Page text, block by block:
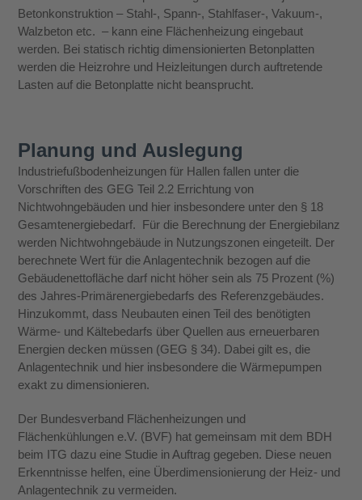
Betonkonstruktion – Stahl-, Spann-, Stahlfaser-, Vakuum-,
Walzbeton etc. – kann eine Flächenheizung eingebaut
werden. Bei statisch richtig dimensionierten Betonplatten
werden die Heizrohre und Heizleitungen durch auftretende
Lasten auf die Betonplatte nicht beansprucht.
Planung und Auslegung
Industriefußbodenheizungen für Hallen fallen unter die
Vorschriften des GEG Teil 2.2 Errichtung von
Nichtwohngebäuden und hier insbesondere unter den § 18
Gesamtenergiebedarf. Für die Berechnung der Energiebilanz
werden Nichtwohngebäude in Nutzungszonen eingeteilt. Der
berechnete Wert für die Anlagentechnik bezogen auf die
Gebäudenettofläche darf nicht höher sein als 75 Prozent (%)
des Jahres-Primärenergiebedarfs des Referenzgebäudes.
Hinzukommt, dass Neubauten einen Teil des benötigten
Wärme- und Kältebedarfs über Quellen aus erneuerbaren
Energien decken müssen (GEG § 34). Dabei gilt es, die
Anlagentechnik und hier insbesondere die Wärmepumpen
exakt zu dimensionieren.
Der Bundesverband Flächenheizungen und
Flächenkühlungen e.V. (BVF) hat gemeinsam mit dem BDH
beim ITG dazu eine Studie in Auftrag gegeben. Diese neuen
Erkenntnisse helfen, eine Überdimensionierung der Heiz- und
Anlagentechnik zu vermeiden.